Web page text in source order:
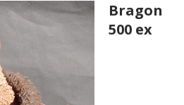
Bragon
500 ex